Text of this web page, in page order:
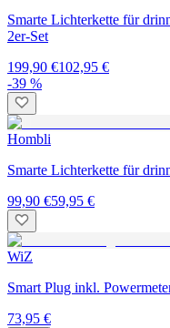
Smarte Lichterkette für
2er-Set
199,90 €102,95 €
-39 %
Hombli
Smarte Lichterkette für
99,90 €59,95 €
WiZ
Smart Plug inkl.
73,95 €